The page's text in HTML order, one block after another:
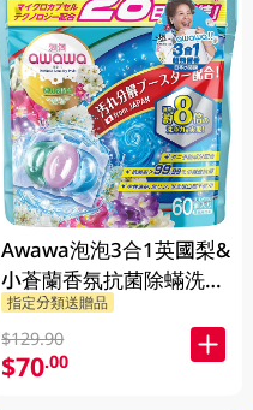
Awawa泡泡3合1英國梨&
小蒼蘭香氛抗菌除蟎洗衣
珠 60PC
指定分類送贈品
$129.90
$70.00